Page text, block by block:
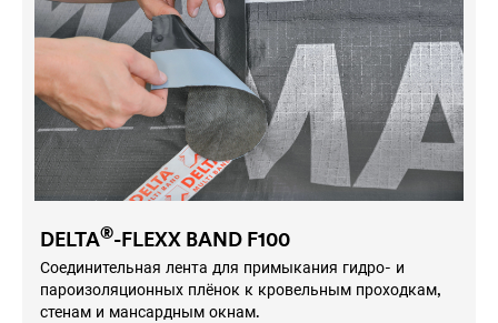
DELTA®-FLEXX BAND F100
Соединительная лента для примыкания гидро- и
пароизоляционных плёнок к кровельным проходкам,
стенам и мансардным окнам.